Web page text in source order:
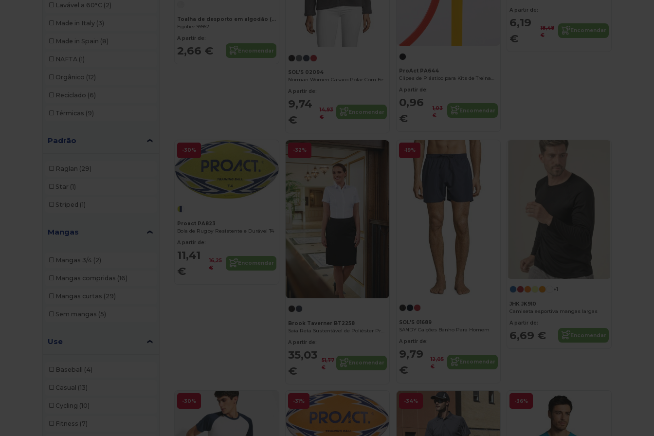
Korntex
Mustaghata
Roly
(4)
RYWAN (1)
SF Clothing
(5)
Lavável a 60°C (2)
Made in Italy (3)
Made in Spain (8)
NAFTA (1)
Orgânico (12)
Reciclado (6)
Térmicas (9)
Padrão
Raglan (29)
Star (1)
Striped (1)
Mangas
Mangas 3/4 (2)
Mangas compridas (16)
Mangas curtas (29)
Sem mangas (5)
Use
Baseball (4)
Casual (13)
Cycling (10)
Fitness (7)
Toalha de desporto em algodão (380 g/m²)
Egotier 99962
A partir de:
2,66 € Encomendar
SOL'S 02094
Norman Women Casaco Polar Com Fecho Para Senhora
A partir de:
9,74
€
14,93
€
Encomendar
ProAct PA644
Clipes de Plástico para Kits de Treinamento
A partir de:
0,96
€
1,03
€
Encomendar
A partir de:
6,19
€
18,48
€
Encomendar
-30%
Proact PA823
Bola de Rugby Resistente e Durável T4
A partir de:
11,41
€
16,25
€
Encomendar
-32%
Brook Taverner BT2258
A partir de:
35,03
€
51,77
€
Encomendar
-19%
SOL'S 01689
SANDY Calções Banho Para Homem
A partir de:
9,79
€
12,05
€
Encomendar
+1
JHK JK910
Camiseta esportiva mangas largas
A partir de:
6,69 € Encomendar
-30% -31% -34% -36%